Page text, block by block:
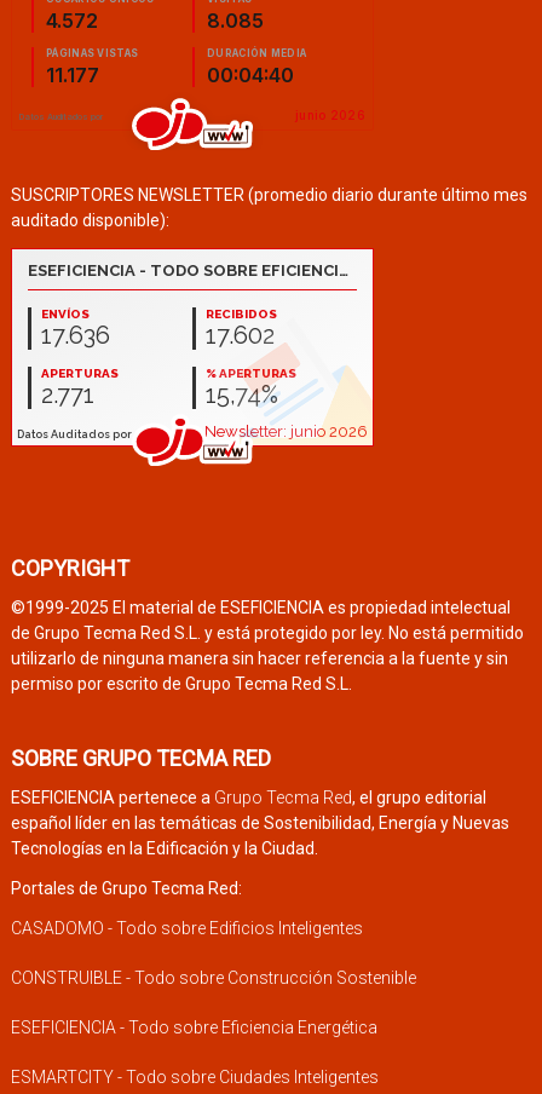
SUSCRIPTORES NEWSLETTER (promedio diario durante último mes
auditado disponible):
COPYRIGHT
©1999-2025 El material de ESEFICIENCIA es propiedad intelectual
de Grupo Tecma Red S.L. y está protegido por ley. No está permitido
utilizarlo de ninguna manera sin hacer referencia a la fuente y sin
permiso por escrito de Grupo Tecma Red S.L.
SOBRE GRUPO TECMA RED
ESEFICIENCIA pertenece a Grupo Tecma Red, el grupo editorial
español líder en las temáticas de Sostenibilidad, Energía y Nuevas
Tecnologías en la Edificación y la Ciudad.
Portales de Grupo Tecma Red:
CASADOMO - Todo sobre Edificios Inteligentes
CONSTRUIBLE - Todo sobre Construcción Sostenible
ESEFICIENCIA - Todo sobre Eficiencia Energética
ESMARTCITY - Todo sobre Ciudades Inteligentes